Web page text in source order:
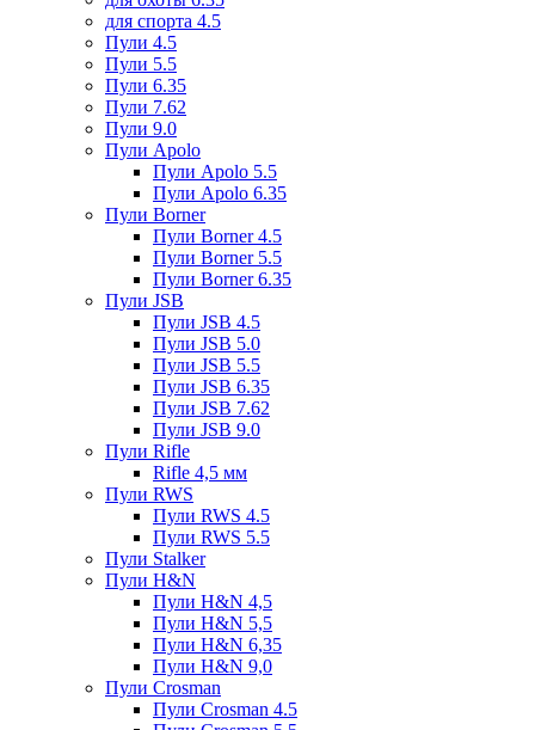
для спорта 4.5
Пули 4.5
Пули 5.5
Пули 6.35
Пули 7.62
Пули 9.0
Пули Apolo
Пули Apolo 5.5
Пули Apolo 6.35
Пули Borner
Пули Borner 4.5
Пули Borner 5.5
Пули Borner 6.35
Пули JSB
Пули JSB 4.5
Пули JSB 5.0
Пули JSB 5.5
Пули JSB 6.35
Пули JSB 7.62
Пули JSB 9.0
Пули Rifle
Rifle 4,5 мм
Пули RWS
Пули RWS 4.5
Пули RWS 5.5
Пули Stalker
Пули H&N
Пули H&N 4,5
Пули H&N 5,5
Пули H&N 6,35
Пули H&N 9,0
Пули Crosman
Пули Crosman 4.5